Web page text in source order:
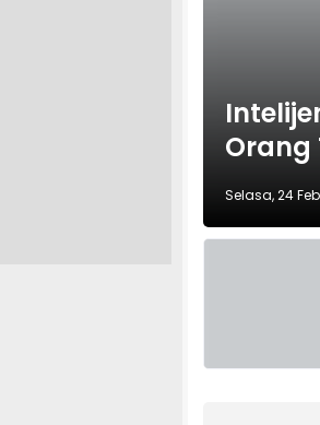
Orang
Selasa, 24